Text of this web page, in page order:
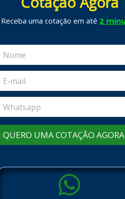
Receba uma cotação em até 2
QUERO UMA COTAÇÃO AGORA